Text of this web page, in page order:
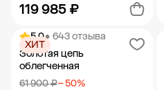
119 985 ₽
Добавить в корзину
5.0• 643 отзыва
Золотая цепь
облегченная
61 900 ₽− 50%
ХИТ